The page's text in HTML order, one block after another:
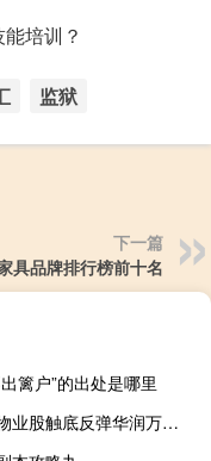
培训？
监狱
下一篇
具品牌排行榜前十名
篱户”的出处是哪里
港股物业股触底反弹华润万象生活(01209.HK)涨近4%旭辉永升服务(01995.HK)涨超12%世茂服务(00873.HK)、恒大物业(06666.HK)、万物云(02602.HK)均涨超7%